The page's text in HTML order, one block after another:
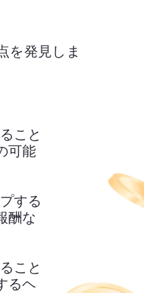
を発見しま
こと
可能
する
酬な
こと
るヘ